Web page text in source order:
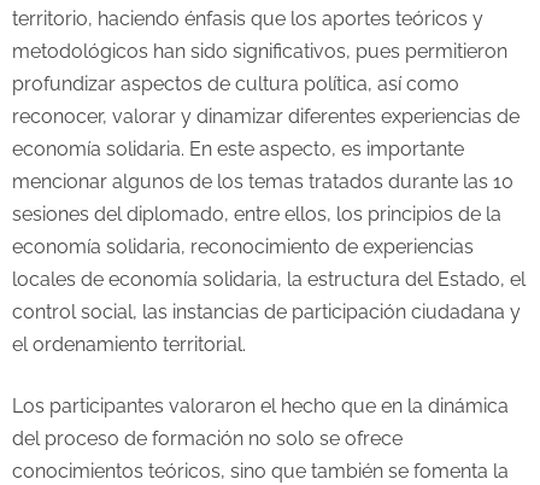
territorio, haciendo énfasis que los aportes teóricos y
metodológicos han sido significativos, pues permitieron
profundizar aspectos de cultura política, así como
reconocer, valorar y dinamizar diferentes experiencias de
economía solidaria. En este aspecto, es importante
mencionar algunos de los temas tratados durante las 10
sesiones del diplomado, entre ellos, los principios de la
economía solidaria, reconocimiento de experiencias
locales de economía solidaria, la estructura del Estado, el
control social, las instancias de participación ciudadana y
el ordenamiento territorial.
Los participantes valoraron el hecho que en la dinámica
del proceso de formación no solo se ofrece
conocimientos teóricos, sino que también se fomenta la